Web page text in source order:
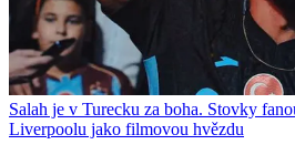
Salah je v Turecku za boha. Stovky
Liverpoolu jako filmovou hvězdu